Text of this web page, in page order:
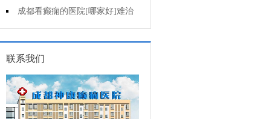
断癫痫有没有发作?
成都看癫痫的医院[哪家好]难治
性癫痫怎么治疗呢?
联系我们